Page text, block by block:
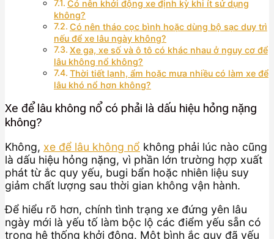
Có nên khởi động xe định kỳ khi ít sử dụng
không?
Có nên tháo cọc bình hoặc dùng bộ sạc duy trì
nếu để xe lâu ngày không?
Xe ga, xe số và ô tô có khác nhau ở nguy cơ để
lâu không nổ không?
Thời tiết lạnh, ẩm hoặc mưa nhiều có làm xe để
lâu khó nổ hơn không?
Xe để lâu không nổ có phải là dấu hiệu hỏng nặng
không?
Không, xe để lâu không nổ không phải lúc nào cũng
là dấu hiệu hỏng nặng, vì phần lớn trường hợp xuất
phát từ ắc quy yếu, bugi bẩn hoặc nhiên liệu suy
giảm chất lượng sau thời gian không vận hành.
Để hiểu rõ hơn, chính tình trạng xe đứng yên lâu
ngày mới là yếu tố làm bộc lộ các điểm yếu sẵn có
trong hệ thống khởi động. Một bình ắc quy đã yếu